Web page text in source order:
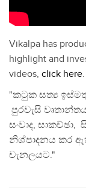
Vikalpa has
highlight and
videos, click here.
"කටුක සත්‍ය
පුරවැසි
සංවාද,
නිශ්පාදනය කර
චැනලයට."